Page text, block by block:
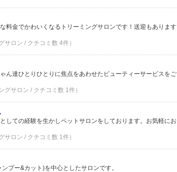
料金でかわいくなるトリーミングサロンです！送迎もあります
ロン / クチコミ数 4件）
ん達ひとりひとりに焦点をあわせたビューティーサービスをご
サロン / クチコミ数 1件）
しての経験を生かしペットサロンをしております。お気軽にお
ロン / クチコミ数 1件）
プー&カット)を中心としたサロンです。